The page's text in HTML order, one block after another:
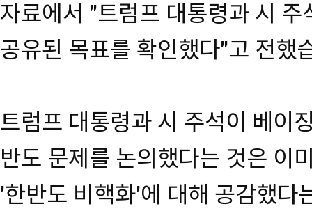
자료에서 "트럼프 대통령과 시
공유된 목표를 확인했다"고 전했
트럼프 대통령과 시 주석이 베이
반도 문제를 논의했다는 것은 이
'한반도 비핵화'에 대해 공감했다